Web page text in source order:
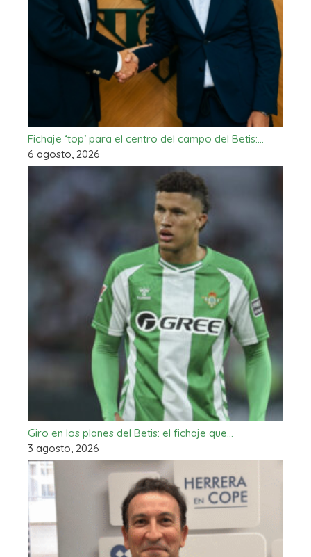
Fichaje ‘top’ para el centro del campo del Betis:…
6 agosto, 2026
Giro en los planes del Betis: el fichaje que…
3 agosto, 2026